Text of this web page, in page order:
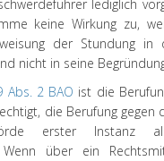
lediglich
keine Wirkung zu,
der Stundung in
nicht in seine
Abs. 2 BAO ist die
die Berufung gegen
erster Instanz
Wenn über ein